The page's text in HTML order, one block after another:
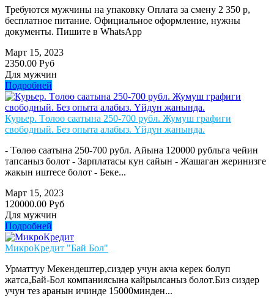
Требуются мужчины на упаковку Оплата за смену 2 350 р,
бесплатное питание. Официальное оформление, нужны
документы. Пишите в WhatsApp
Март 15, 2023
2350.00 Руб
Для мужчин
Подробней
Курьер. Төлөө саатына 250-700 рубл. Жумуш графиги
свободный. Без опыта алабыз. Үйдүн жанында.
- Төлөө саатына 250-700 рубл. Айына 120000 рубльга чейин
тапсаныз болот - Зарплатасы кун сайын - Жашаган жеринизге
жакын иштесе болот - Беке...
Март 15, 2023
120000.00 Руб
Для мужчин
Подробней
МикроКредит "Бай Бол"
Урматтуу Мекендештер,сиздер учун акча керек болуп
жатса,Бай-Бол компаниясына кайрылсаныз болот.Биз сиздер
учун тез аранын ичинде 15000минден...